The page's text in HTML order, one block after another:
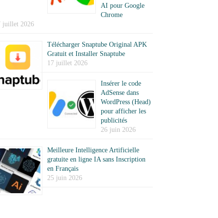
AI pour Google
Chrome
juillet 2026
Télécharger Snaptube Original APK
Gratuit et Installer Snaptube
17 juillet 2026
Insérer le code
AdSense dans
WordPress (Head)
pour afficher les
publicités
26 juin 2026
Meilleure Intelligence Artificielle
gratuite en ligne IA sans Inscription
en Français
25 juin 2026